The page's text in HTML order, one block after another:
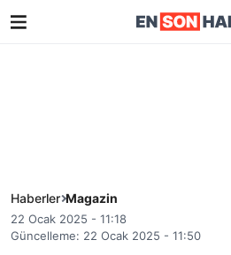
Haberler Magazin
22 Ocak 2025 - 11:18
Güncelleme: 22 Ocak 2025 - 11:50